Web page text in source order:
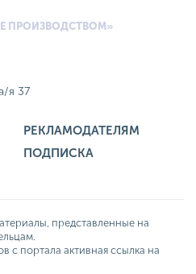
ПРОИЗВОДСТВОМ»
я 37
РЕКЛАМОДАТЕЛЯМ
ПОДПИСКА
представленные на
с портала активная ссылка на